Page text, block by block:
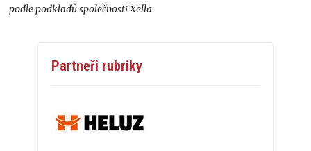
podle podkladů společnosti Xella
Partneři rubriky